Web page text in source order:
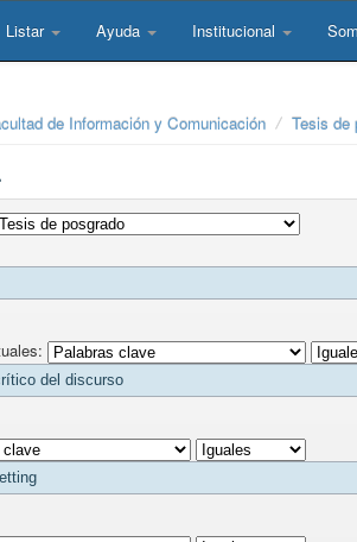
Listar Ayuda Institucional
de Información y Comunicación Tesis de